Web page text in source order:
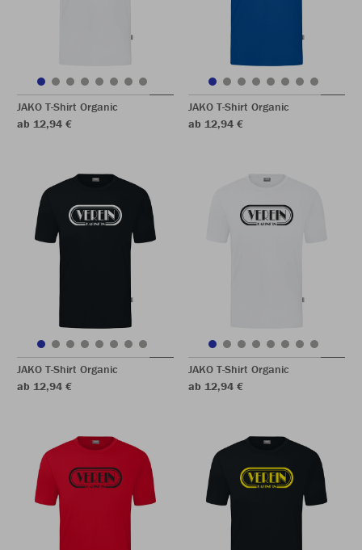
JAKO T-Shirt Organic
ab 12,94 €
JAKO T-Shirt Organic
ab 12,94 €
JAKO T-Shirt Organic
ab 12,94 €
JAKO T-Shirt Organic
ab 12,94 €